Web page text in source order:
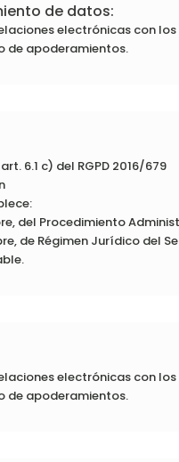
de datos:
electrónicas con
de apoderamientos.
6.1 c) del RGPD 2016/679
del Procedimiento
de Régimen Jurídico del
electrónicas con
de apoderamientos.